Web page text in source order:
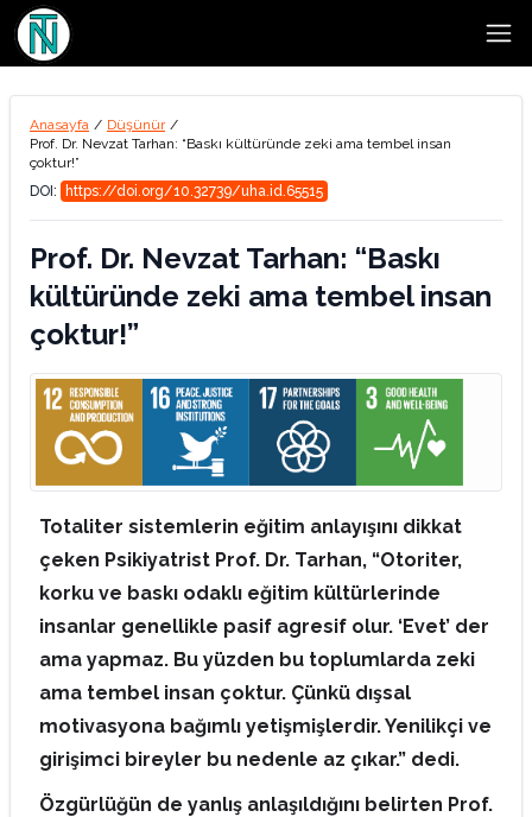
Anasayfa / Düşünür /
Prof. Dr. Nevzat Tarhan: “Baskı kültüründe zeki ama tembel insan
çoktur!”
DOI:
https://doi.org/10.32739/uha.id.65515
Prof. Dr. Nevzat Tarhan: “Baskı
kültüründe zeki ama tembel insan
çoktur!”
Totaliter sistemlerin eğitim anlayışını dikkat
çeken Psikiyatrist Prof. Dr. Tarhan, “Otoriter,
korku ve baskı odaklı eğitim kültürlerinde
insanlar genellikle pasif agresif olur. ‘Evet’ der
ama yapmaz. Bu yüzden bu toplumlarda zeki
ama tembel insan çoktur. Çünkü dışsal
motivasyona bağımlı yetişmişlerdir. Yenilikçi ve
girişimci bireyler bu nedenle az çıkar.” dedi.
Özgürlüğün de yanlış anlaşıldığını belirten Prof.